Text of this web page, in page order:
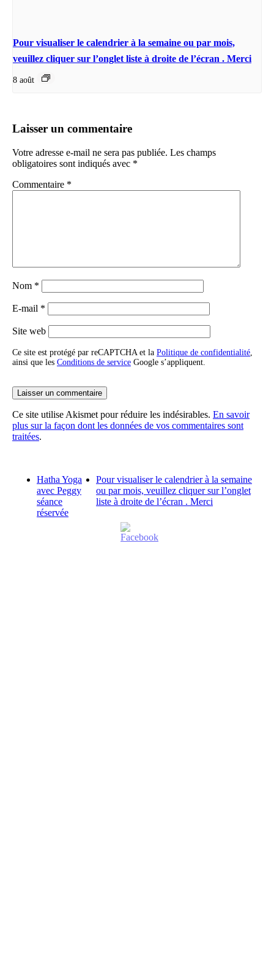
Pour visualiser le calendrier à la semaine ou par mois,
veuillez cliquer sur l’onglet liste à droite de l’écran . Merci
8 août
Laisser un commentaire
Votre adresse e-mail ne sera pas publiée. Les champs
obligatoires sont indiqués avec *
Commentaire *
Nom *
E-mail *
Site web
Ce site est protégé par reCAPTCHA et la Politique de confidentialité
ainsi que les Conditions de service Google s’appliquent.
Ce site utilise Akismet pour réduire les indésirables. En savoir
plus sur la façon dont les données de vos commentaires sont
traitées.
Hatha Yoga
avec Peggy
séance
réservée
Pour visualiser le calendrier à la semaine
ou par mois, veuillez cliquer sur l’onglet
liste à droite de l’écran . Merci